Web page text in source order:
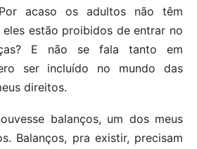
acaso os adultos não têm
estão proibidos de entrar no
E não se fala tanto em
ser incluído no mundo das
direitos.
balanços, um dos meus
Balanços, pra existir, precisam